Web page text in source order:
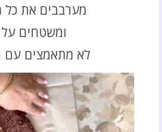
מערבבים את כל
ומשטחים על
לא מתאמצים עם